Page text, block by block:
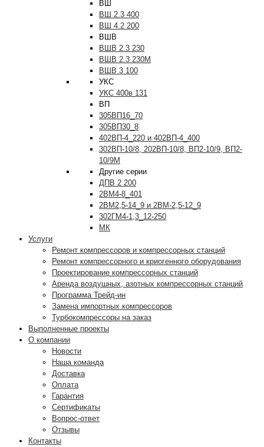
ВШ
ВШ 2.3 400
ВШ 4.2 200
ВШВ
ВШВ 2.3 230
ВШВ 2.3 230М
ВШВ 3 100
УКС
УКС 400в 131
ВП
305ВП16_70
305ВП30_8
402ВП-4_220 и 402ВП-4_400
302ВП-10/8, 202ВП-10/8, ВП2-10/9, ВП2-
10/9М
Другие серии
ДПВ 2 200
2ВМ4-8_401
2ВМ2,5-14_9 и 2ВМ-2,5-12_9
302ГМ4-1,3_12-250
МК
Услуги
Ремонт компрессоров и компрессорных станций
Ремонт компрессорного и криогенного оборудования
Проектирование компрессорных станций
Аренда воздушных, азотных компрессорных станций
Программа Трейд-ин
Замена импортных компрессоров
Турбокомпрессоры на заказ
Выполненные проекты
О компании
Новости
Наша команда
Доставка
Оплата
Гарантия
Сертификаты
Вопрос-ответ
Отзывы
Контакты